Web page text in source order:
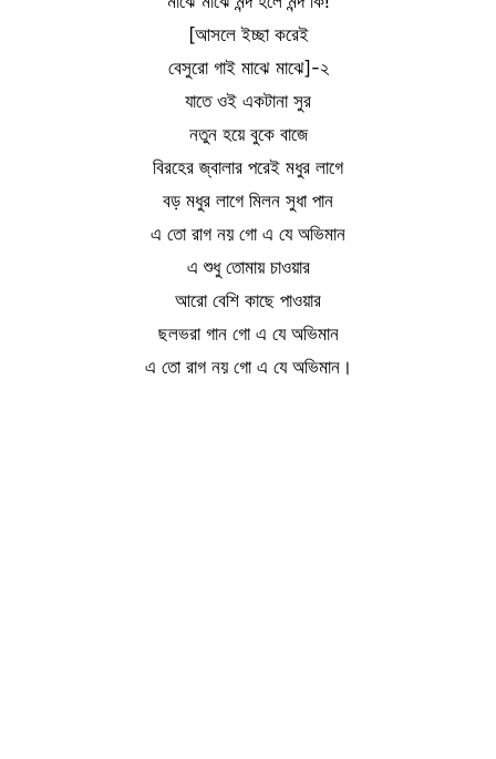
[আসলে ইচ্ছা করেই
বেসুরো গাই মাঝে মাঝে]-২
যাতে ওই একটানা সুর
নতুন হয়ে বুকে বাজে
বিরহের জ্বালার পরেই মধুর লাগে
বড় মধুর লাগে মিলন সুধা পান
এ তো রাগ নয় গো এ যে অভিমান
এ শুধু তোমায় চাওয়ার
আরো বেশি কাছে পাওয়ার
ছলভরা গান গো এ যে অভিমান
এ তো রাগ নয় গো এ যে অভিমান।